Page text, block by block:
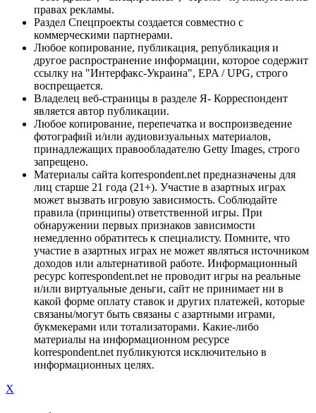
правах рекламы.
Раздел Спецпроекты создается совместно с
коммерческими партнерами.
Любое копирование, публикация, републикация и
другое распространение информации, которое содержит
ссылку на "Интерфакс-Украина", EPA / UPG, строго
воспрещается.
Владелец веб-страницы в разделе Я- Корреспондент
является автор публикации.
Любое копирование, перепечатка и воспроизведение
фотографий и/или аудиовизуальных материалов,
принадлежащих правообладателю Getty Images, строго
запрещено.
Материалы сайта korrespondent.net предназначены для
лиц старше 21 года (21+). Участие в азартных играх
может вызвать игровую зависимость. Соблюдайте
правила (принципы) ответственной игры. При
обнаружении первых признаков зависимости
немедленно обратитесь к специалисту. Помните, что
участие в азартных играх не может являться источником
доходов или альтернативой работе. Информационный
ресурс korrespondent.net не проводит игры на реальные
и/или виртуальные деньги, сайт не принимает ни в
какой форме оплату ставок и других платежей, которые
связаны/могут быть связаны с азартными играми,
букмекерами или тотализаторами. Какие-либо
материалы на информационном ресурсе
korrespondent.net публикуются исключительно в
информационных целях.
X